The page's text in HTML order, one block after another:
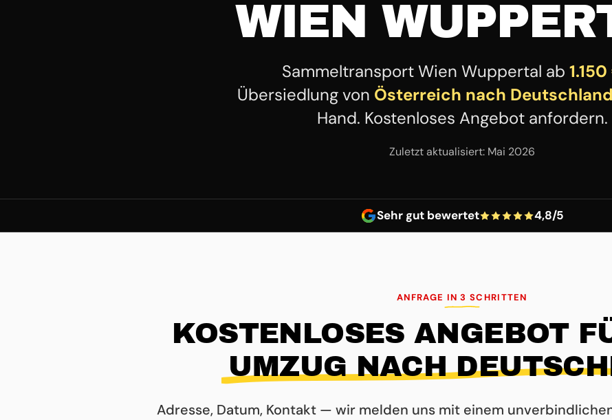
WIEN
Sammeltransport Wien Wuppertal ab
Übersiedlung von Österreich nach Deutschland
Hand. Kostenloses Angebot anfordern.
Zuletzt aktualisiert: Mai 2026
Sehr gut bewertet 4,8/5
ANFRAGE IN 3 SCHRITTEN
KOSTENLOSES ANGEBOT
UMZUG NACH
Adresse, Datum, Kontakt — wir melden uns mit einem